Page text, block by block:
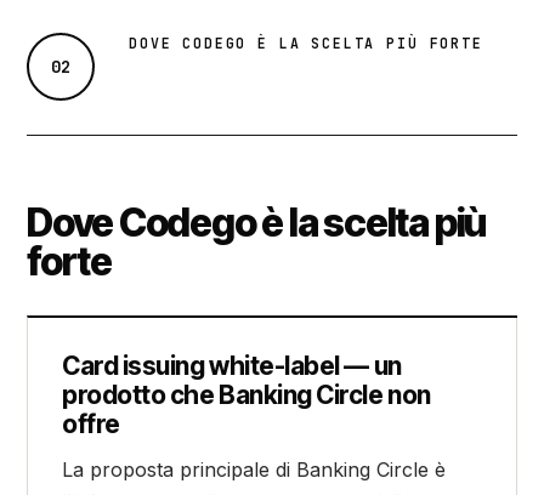
02
DOVE CODEGO È LA SCELTA PIÙ FORTE
Dove Codego è la scelta più
forte
Card issuing white-label — un
prodotto che Banking Circle non
offre
La proposta principale di Banking Circle è